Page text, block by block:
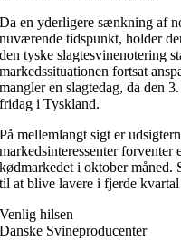
Da en yderligere sænkning af
nuværende tidspunkt, holder
den tyske slagtesvinenotering
markedssituationen fortsat
mangler en slagtedag, da den
fridag i Tyskland.
På mellemlangt sigt er
markedsinteressenter forventer
kødmarkedet i oktober måned.
til at blive lavere i fjerde
Venlig hilsen
Danske Svineproducenter